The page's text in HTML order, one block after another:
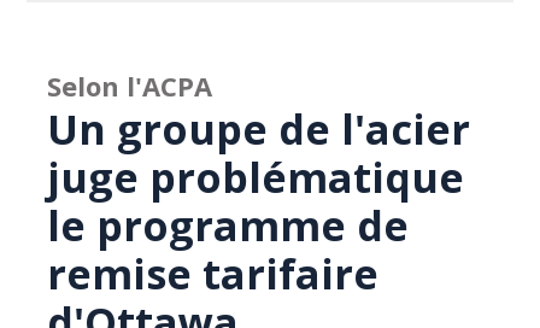
Selon l'ACPA
Un groupe de l'acier
juge problématique
le programme de
remise tarifaire